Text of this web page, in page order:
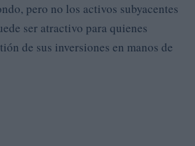
pero no los activos subyacentes
ser atractivo para quienes
de sus inversiones en manos de